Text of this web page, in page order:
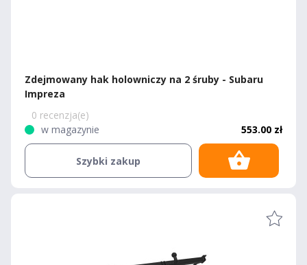
Zdejmowany hak holowniczy na 2 śruby - Subaru
Impreza
0 recenzja(e)
w magazynie
553.00 zł
Szybki zakup